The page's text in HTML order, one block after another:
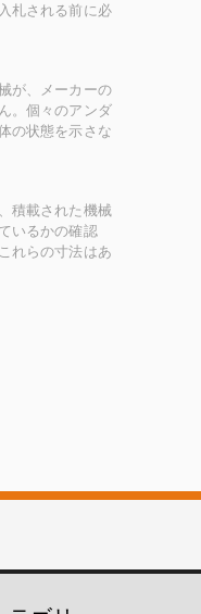
札される前に必
が、メーカーの
。個々のアンダ
の状態を示さな
積載された機械
いるかの確認
れらの寸法はあ